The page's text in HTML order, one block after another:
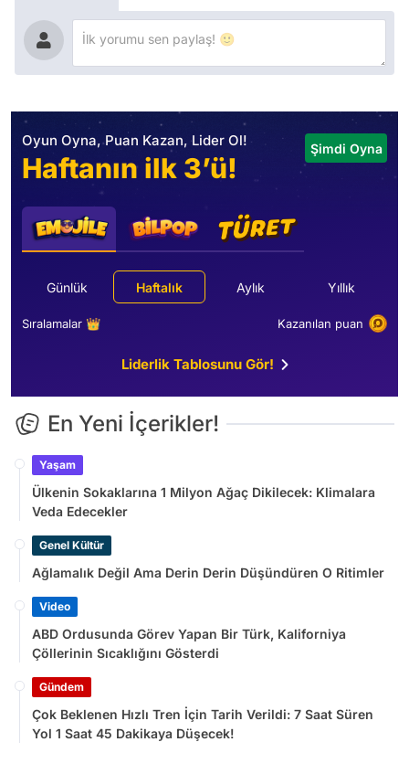
Oyun Oyna, Puan Kazan, Lider Ol!
Haftanın ilk 3’ü!
Şimdi Oyna
Günlük Haftalık Aylık Yıllık
Sıralamalar 👑 Kazanılan puan
Liderlik Tablosunu Gör!
En Yeni İçerikler!
Yaşam
Ülkenin Sokaklarına 1 Milyon Ağaç Dikilecek: Klimalara
Veda Edecekler
Genel Kültür
Ağlamalık Değil Ama Derin Derin Düşündüren O Ritimler
Video
ABD Ordusunda Görev Yapan Bir Türk, Kaliforniya
Çöllerinin Sıcaklığını Gösterdi
Gündem
Çok Beklenen Hızlı Tren İçin Tarih Verildi: 7 Saat Süren
Yol 1 Saat 45 Dakikaya Düşecek!